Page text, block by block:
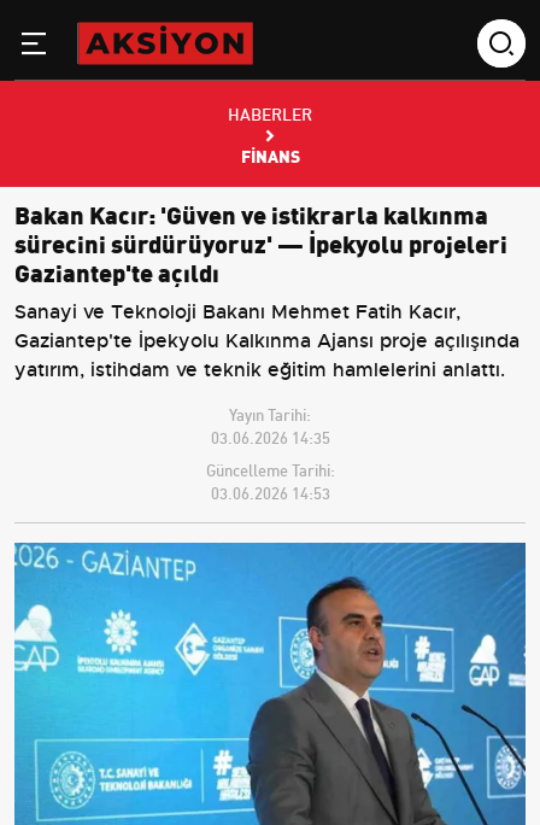
HABERLER
FINANS
Bakan Kacır: 'Güven ve istikrarla kalkınma
sürecini sürdürüyoruz' — İpekyolu projeleri
Gaziantep'te açıldı
Sanayi ve Teknoloji Bakanı Mehmet Fatih Kacır,
Gaziantep'te İpekyolu Kalkınma Ajansı proje açılışında
yatırım, istihdam ve teknik eğitim hamlelerini anlattı.
Yayın Tarihi:
03.06.2026 14:35
Güncelleme Tarihi:
03.06.2026 14:53